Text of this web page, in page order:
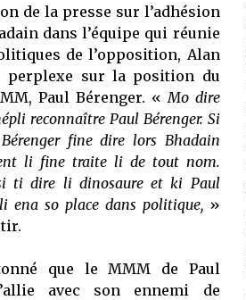
de la presse sur l’adhésion
dans l’équipe qui réunie
de l’opposition, Alan
perplexe sur la position du
Paul Bérenger. «Mo dire
reconnaître Paul Bérenger. Si
fine dire lors Bhadain
li fine traite li de tout nom.
ti dire li dinosaure et ki Paul
ena so place dans politique,»
que le MMM de Paul
avec son ennemi de